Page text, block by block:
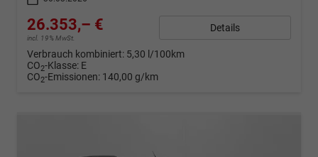
26.353,– €
incl. 19% MwSt.
Details
Verbrauch kombiniert: 5,30 l/100km
CO2-Klasse: E
CO2-Emissionen: 140,00 g/km